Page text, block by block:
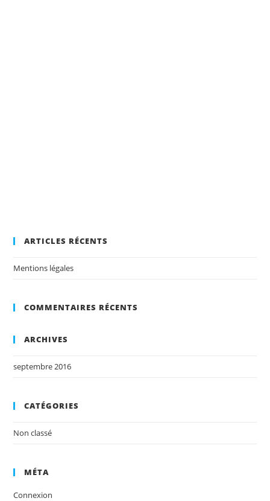
ARTICLES RÉCENTS
Mentions légales
COMMENTAIRES RÉCENTS
ARCHIVES
septembre 2016
CATÉGORIES
Non classé
MÉTA
Connexion